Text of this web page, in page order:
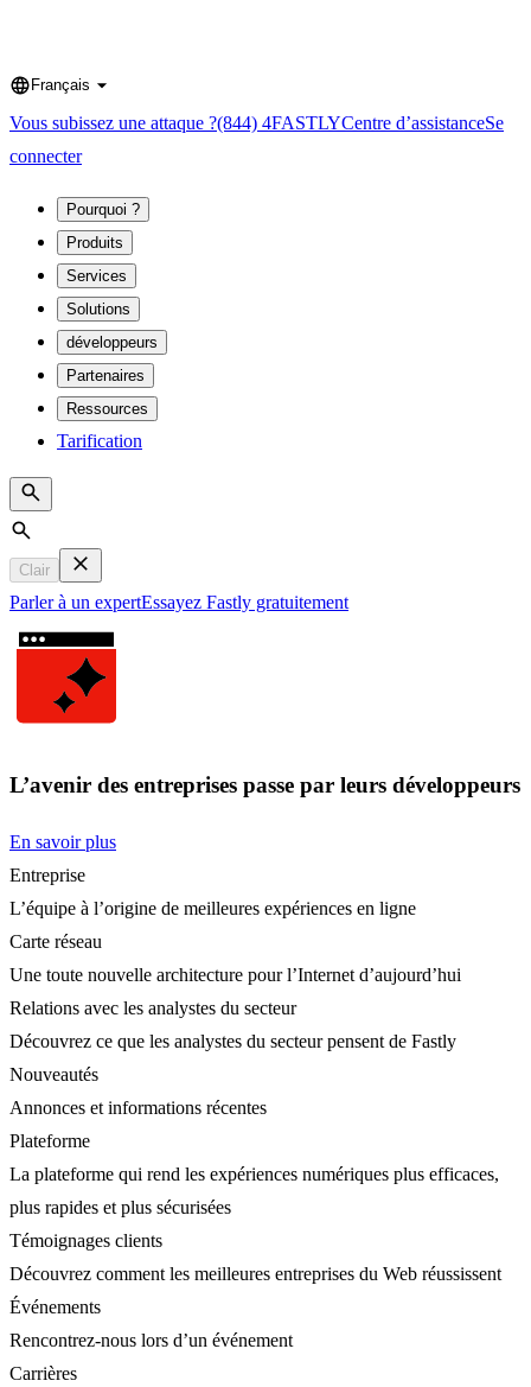
Language
Français
Vous subissez une attaque ?(844) 4FASTLYCentre d’assistanceSe
connecter
Pourquoi ?
Produits
Services
Solutions
développeurs
Partenaires
Ressources
Tarification
Search
Clair
Parler à un expertEssayez Fastly gratuitement
L’avenir des entreprises passe par leurs développeurs
En savoir plus
Entreprise
L’équipe à l’origine de meilleures expériences en ligne
Carte réseau
Une toute nouvelle architecture pour l’Internet d’aujourd’hui
Relations avec les analystes du secteur
Découvrez ce que les analystes du secteur pensent de Fastly
Nouveautés
Annonces et informations récentes
Plateforme
La plateforme qui rend les expériences numériques plus efficaces,
plus rapides et plus sécurisées
Témoignages clients
Découvrez comment les meilleures entreprises du Web réussissent
Événements
Rencontrez-nous lors d’un événement
Carrières